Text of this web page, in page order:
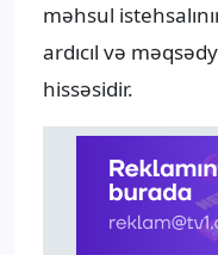
məhsul
ardıcıl və
hissəsidir.